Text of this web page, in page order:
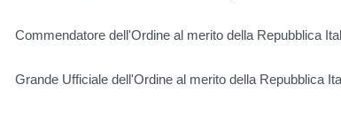
Commendatore dell'Ordine al merito della Repubblica
Grande Ufficiale dell'Ordine al merito della Repubblica